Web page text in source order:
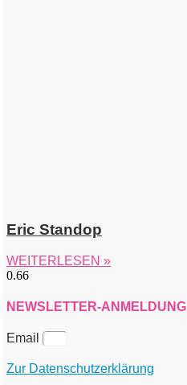
Eric Standop
WEITERLESEN »
NEWSLETTER-ANMELDUNG
Email
Zur Datenschutzerklärung